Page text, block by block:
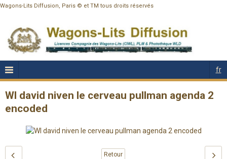
Wagons-Lits Diffusion, Paris © et TM tous droits réservés
fr
Wl david niven le cerveau pullman agenda 2
encoded
Retour